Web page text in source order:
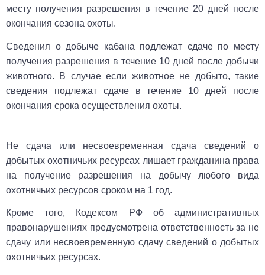
месту получения разрешения в течение 20 дней после
окончания сезона охоты.
Сведения о добыче кабана подлежат сдаче по месту
получения разрешения в течение 10 дней после добычи
животного. В случае если животное не добыто, такие
сведения подлежат сдаче в течение 10 дней после
окончания срока осуществления охоты.
Не сдача или несвоевременная сдача сведений о
добытых охотничьих ресурсах лишает гражданина права
на получение разрешения на добычу любого вида
охотничьих ресурсов сроком на 1 год.
Кроме того, Кодексом РФ об административных
правонарушениях предусмотрена ответственность за не
сдачу или несвоевременную сдачу сведений о добытых
охотничьих ресурсах.